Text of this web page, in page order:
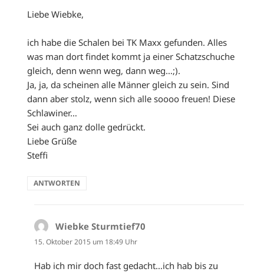
Liebe Wiebke,
ich habe die Schalen bei TK Maxx gefunden. Alles
was man dort findet kommt ja einer Schatzschuche
gleich, denn wenn weg, dann weg…;).
Ja, ja, da scheinen alle Männer gleich zu sein. Sind
dann aber stolz, wenn sich alle soooo freuen! Diese
Schlawiner…
Sei auch ganz dolle gedrückt.
Liebe Grüße
Steffi
ANTWORTEN
Wiebke Sturmtief70
15. Oktober 2015 um 18:49 Uhr
Hab ich mir doch fast gedacht…ich hab bis zu